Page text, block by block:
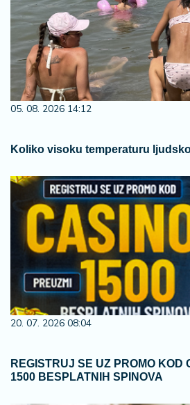
05. 08. 2026 14:12
Koliko visoku temperaturu
20. 07. 2026 08:04
REGISTRUJ SE UZ PROMO KOD
1500 BESPLATNIH SPINOVA